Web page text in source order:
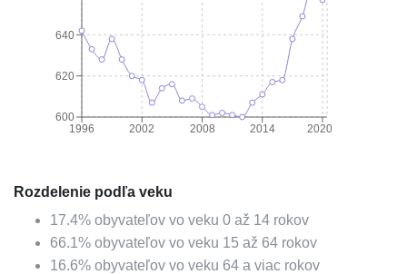
1996 2002 2008 2014 2020
600
620
640
Rozdelenie podľa veku
17.4% obyvateľov vo veku 0 až 14 rokov
66.1% obyvateľov vo veku 15 až 64 rokov
16.6% obyvateľov vo veku 64 a viac rokov